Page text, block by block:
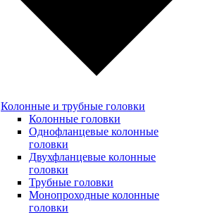
Колонные и трубные головки
Колонные головки
Однофланцевые колонные
головки
Двухфланцевые колонные
головки
Трубные головки
Монопроходные колонные
головки